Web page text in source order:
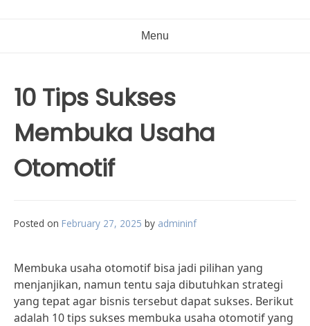
Menu
10 Tips Sukses
Membuka Usaha
Otomotif
Posted on February 27, 2025 by admininf
Membuka usaha otomotif bisa jadi pilihan yang
menjanjikan, namun tentu saja dibutuhkan strategi
yang tepat agar bisnis tersebut dapat sukses. Berikut
adalah 10 tips sukses membuka usaha otomotif yang